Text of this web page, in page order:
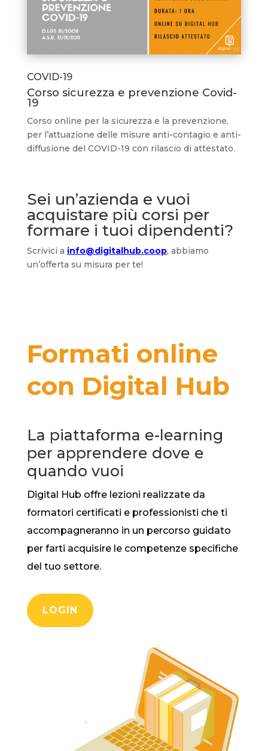
COVID-19
Corso sicurezza e prevenzione Covid-
19
Corso online per la sicurezza e la prevenzione,
per l’attuazione delle misure anti-contagio e anti-
diffusione del COVID-19 con rilascio di attestato.
Sei un’azienda e vuoi
acquistare più corsi per
formare i tuoi dipendenti?
Scrivici a info@digitalhub.coop, abbiamo
un’offerta su misura per te!
Formati online
con Digital Hub
La piattaforma e-learning
per apprendere dove e
quando vuoi
Digital Hub offre lezioni realizzate da
formatori certificati e professionisti che ti
accompagneranno in un percorso guidato
per farti acquisire le competenze specifiche
del tuo settore.
LOGIN